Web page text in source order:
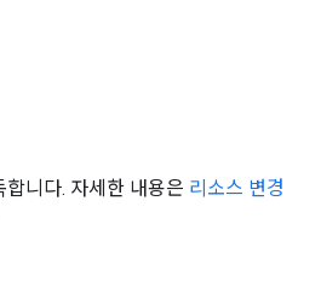
니다. 자세한 내용은 리소스 변경